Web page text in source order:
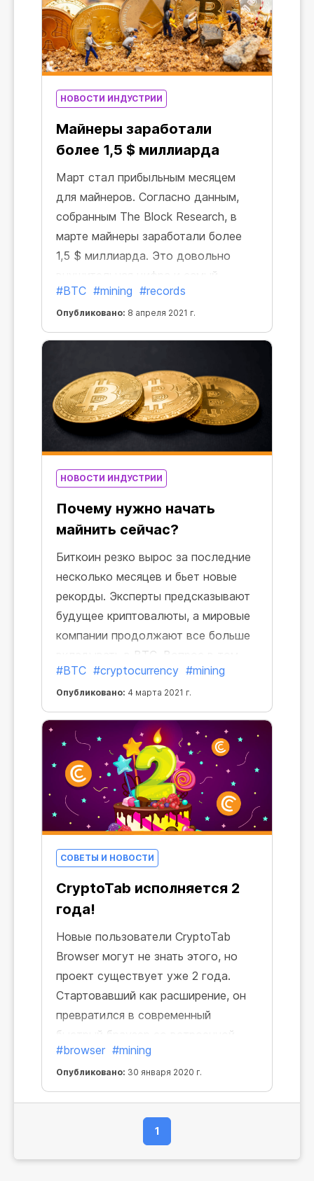
Antpool упал на 24,5%, Btc.com —
на 18,9%, Poolin — на 33%, Binance
— на 20%», — сказал он. «Причина
в том, что в Северо-Западном
Китае происходит полное
проверки безопасности».
НОВОСТИ ИНДУСТРИИ
Майнеры заработали
более 1,5 $ миллиарда
Март стал прибыльным месяцем
для майнеров. Согласно данным,
собранным The Block Research, в
марте майнеры заработали более
1,5 $ миллиарда. Это довольно
внушительная цифра и самый
большой доход, полученный
майнинг-сектором за один месяц.
Рекордный максимум в марте
когда майнеры заработали 1,36 $
миллиарда. Новые показатели
говорят о том, что доход каждого
из трех последних месяцев
составил более 1 $ миллиарда!
#BTC #mining #records
Опубликовано: 8 апреля 2021 г.
НОВОСТИ ИНДУСТРИИ
Почему нужно начать
майнить сейчас?
Биткоин резко вырос за последние
несколько месяцев и бьет новые
рекорды. Эксперты предсказывают
будущее криптовалюты, а мировые
компании продолжают все больше
вкладывать в BTC. Вопрос в том,
продолжит ли он расти, и стоит ли
начинать гонку за биткоины сейчас?
#BTC #cryptocurrency #mining
Опубликовано: 4 марта 2021 г.
СОВЕТЫ И НОВОСТИ
CryptoTab исполняется 2
года!
Новые пользователи CryptoTab
Browser могут не знать этого, но
проект существует уже 2 года.
Стартовавший как расширение, он
превратился в современный
быстрый браузер со встроенной
функцией майнинга.
#browser #mining
Опубликовано: 30 января 2020 г.
1